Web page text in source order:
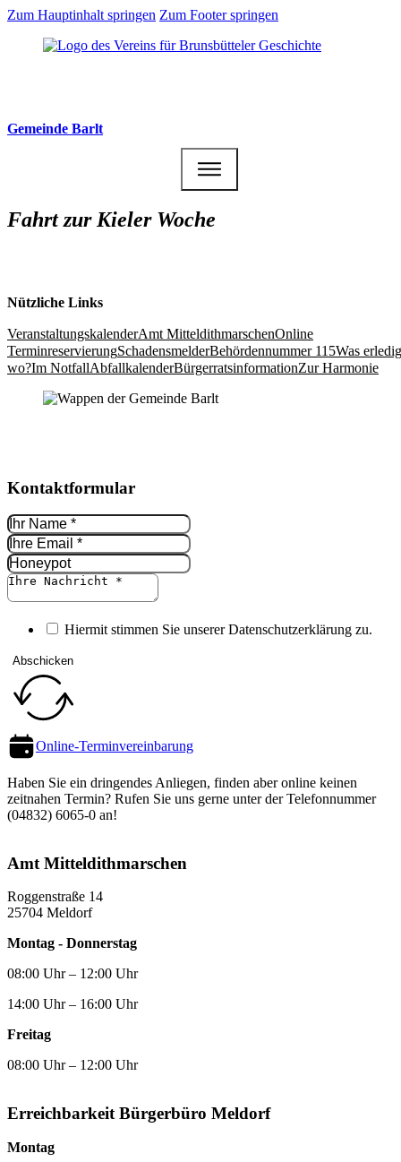
Zum Hauptinhalt springen Zum Footer springen
Gemeinde Barlt
Fahrt zur Kieler Woche
Nützliche Links
Veranstaltungs­kalenderAmt Mittel­dithmarschenOnline
TerminreservierungSchadensmelderBehördennummer 115Was
wo?Im NotfallAbfallkalenderBürgerrats­informationZur Harmonie
Kontakt­formular
Hiermit stimmen Sie unserer Datenschutz­erklärung zu.
Abschicken
Online-Termin­vereinbarung
Haben Sie ein dringendes Anliegen, finden aber online keinen
zeitnahen Termin? Rufen Sie uns gerne unter der Telefon­nummer
(04832) 6065-0 an!
Amt Mittel­dithmarschen
Roggenstraße 14
25704 Meldorf
Montag - Donnerstag
08:00 Uhr – 12:00 Uhr
14:00 Uhr – 16:00 Uhr
Freitag
08:00 Uhr – 12:00 Uhr
Erreichbarkeit Bürgerbüro Meldorf
Montag